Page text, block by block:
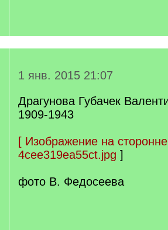
1 янв. 2015 21:07
Драгунова Губачек
1909-1943
[ Изображение на
4cee319ea55ct.jpg ]
фото В. Федосеева